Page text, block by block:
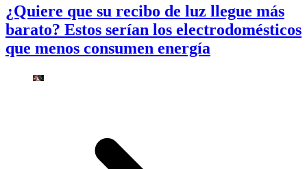
¿Quiere que su recibo de luz llegue más
barato? Estos serían los electrodomésticos
que menos consumen energía